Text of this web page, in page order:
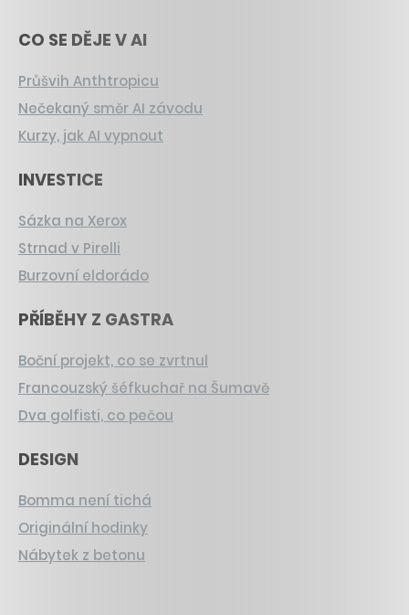
CO SE DĚJE V AI
Průšvih Anthtropicu
Nečekaný směr AI závodu
Kurzy, jak AI vypnout
INVESTICE
Sázka na Xerox
Strnad v Pirelli
Burzovní eldorádo
PŘÍBĚHY Z GASTRA
Boční projekt, co se zvrtnul
Francouzský šéfkuchař na Šumavě
Dva golfisti, co pečou
DESIGN
Bomma není tichá
Originální hodinky
Nábytek z betonu